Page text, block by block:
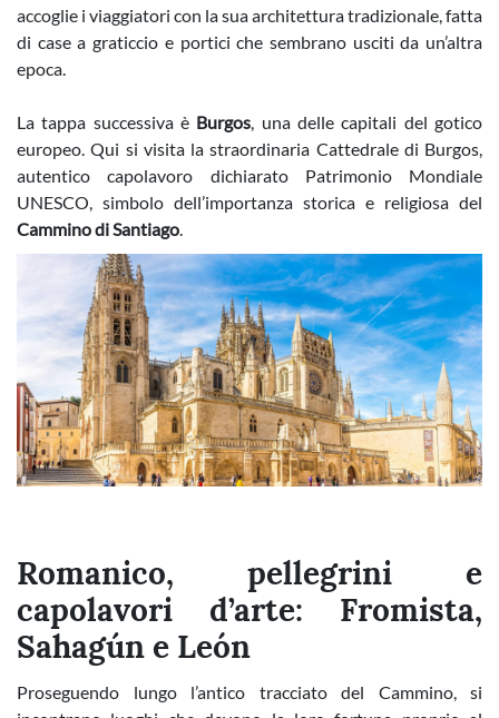
accoglie i viaggiatori con la sua architettura tradizionale, fatta
di case a graticcio e portici che sembrano usciti da un’altra
epoca.
La tappa successiva è Burgos, una delle capitali del gotico
europeo. Qui si visita la straordinaria Cattedrale di Burgos,
autentico capolavoro dichiarato Patrimonio Mondiale
UNESCO, simbolo dell’importanza storica e religiosa del
Cammino di Santiago.
Romanico, pellegrini e
capolavori d’arte: Fromista,
Sahagún e León
Proseguendo lungo l’antico tracciato del Cammino, si